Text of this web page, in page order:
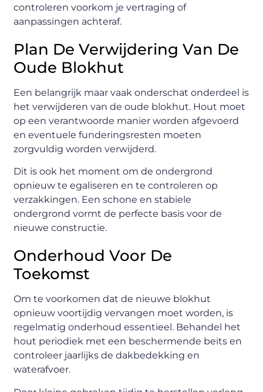
controleren voorkom je vertraging of
aanpassingen achteraf.
Plan De Verwijdering Van De
Oude Blokhut
Een belangrijk maar vaak onderschat onderdeel is
het verwijderen van de oude blokhut. Hout moet
op een verantwoorde manier worden afgevoerd
en eventuele funderingsresten moeten
zorgvuldig worden verwijderd.
Dit is ook het moment om de ondergrond
opnieuw te egaliseren en te controleren op
verzakkingen. Een schone en stabiele
ondergrond vormt de perfecte basis voor de
nieuwe constructie.
Onderhoud Voor De
Toekomst
Om te voorkomen dat de nieuwe blokhut
opnieuw voortijdig vervangen moet worden, is
regelmatig onderhoud essentieel. Behandel het
hout periodiek met een beschermende beits en
controleer jaarlijks de dakbedekking en
waterafvoer.